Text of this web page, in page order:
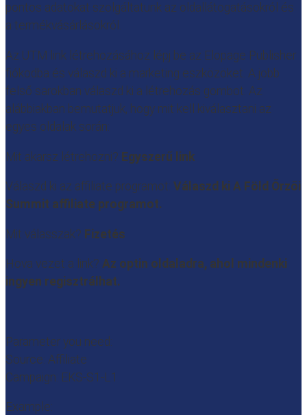
pontos adatokat szolgáltatunk az oldallátogatásokról és
a termékvásárlásokról.
Az UTM link létrehozásához lépj be az Elopage Publisher
fiókodba és válaszd ki a marketing eszközöket. A jobb
felső sarokban válaszd ki a létrehozás gombot. Az
alábbiakban bemutatjuk, hogy mit kell kiválasztani az
egyes oldalak során:
Mit akarsz létrehozni? Egyszerű link
Válaszd ki az affiliate programot: Válaszd ki A Föld Őrzői
Summit affiliate programot.
Mit válasszak? Fizetés
Hova vezet a link? Az optin oldaladra, ahol mindenki
ingyen regisztrálhat.
Parameter you need:
Source: Affiliate
Campaign: EKS-S1-L1
Example: